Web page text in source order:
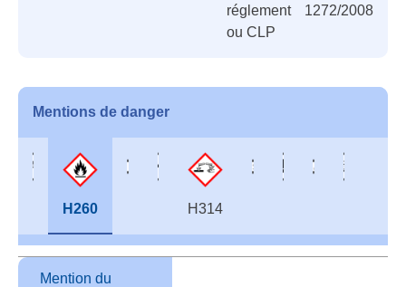
réglement 1272/2008
ou CLP
Mentions de danger
H260 H314
Mention du